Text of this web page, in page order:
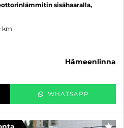
sisähaaralla,
km
hämeenlinna
WHATSAPP